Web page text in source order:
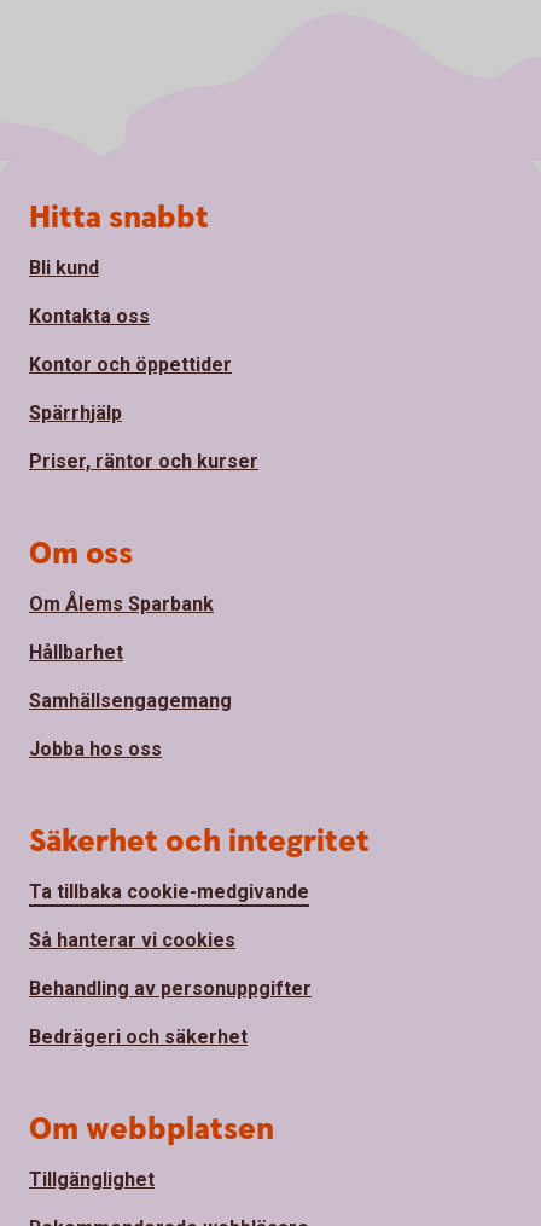
Sidfot
Hitta snabbt
Bli kund
Kontakta oss
Kontor och öppettider
Spärrhjälp
Priser, räntor och kurser
Om oss
Om Ålems Sparbank
Hållbarhet
Samhällsengagemang
Jobba hos oss
Säkerhet och integritet
Ta tillbaka cookie-medgivande
Så hanterar vi cookies
Behandling av personuppgifter
Bedrägeri och säkerhet
Om webbplatsen
Tillgänglighet